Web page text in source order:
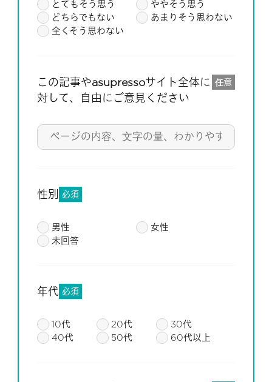
とてもそう思う
ややそう思う
どちらでもない
あまりそう思わない
全くそう思わない
この記事やasupressoサイト全体に
対して、自由にご意見ください
任意
性別 必須
男性
女性
未回答
年代 必須
10代 20代
30代
40代
50代 60代以上